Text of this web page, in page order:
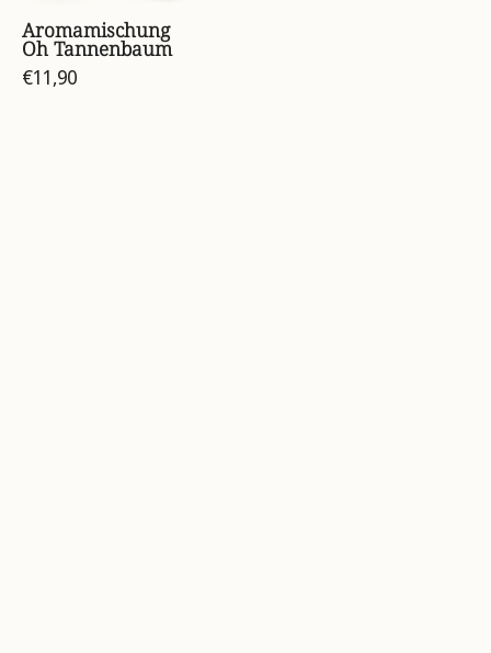
Aromamischung
Oh Tannenbaum
€11,90